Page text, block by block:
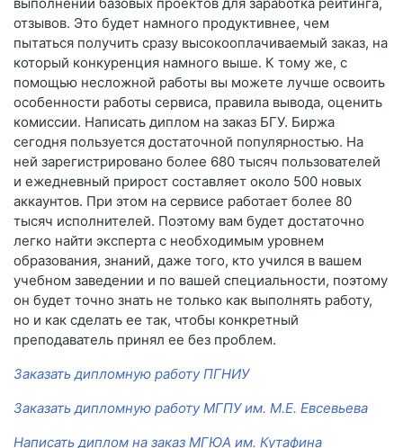
отзывов. Это будет намного продуктивнее, чем
пытаться получить сразу высокооплачиваемый заказ, на
который конкуренция намного выше. К тому же, с
помощью несложной работы вы можете лучше освоить
особенности работы сервиса, правила вывода, оценить
комиссии. Написать диплом на заказ БГУ. Биржа
сегодня пользуется достаточной популярностью. На
ней зарегистрировано более 680 тысяч пользователей
и ежедневный прирост составляет около 500 новых
аккаунтов. При этом на сервисе работает более 80
тысяч исполнителей. Поэтому вам будет достаточно
легко найти эксперта с необходимым уровнем
образования, знаний, даже того, кто учился в вашем
учебном заведении и по вашей специальности, поэтому
он будет точно знать не только как выполнять работу,
но и как сделать ее так, чтобы конкретный
преподаватель принял ее без проблем.
Заказать дипломную работу ПГНИУ
Заказать дипломную работу МГПУ им. М.Е. Евсевьева
Написать диплом на заказ МГЮА им. Кутафина